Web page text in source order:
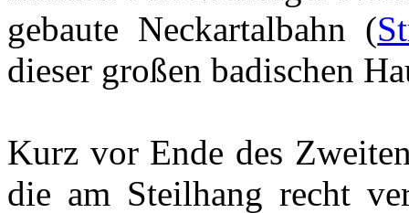
gebaute Neckartalbahn (
dieser großen badischen
Kurz vor Ende des
die am Steilhang recht